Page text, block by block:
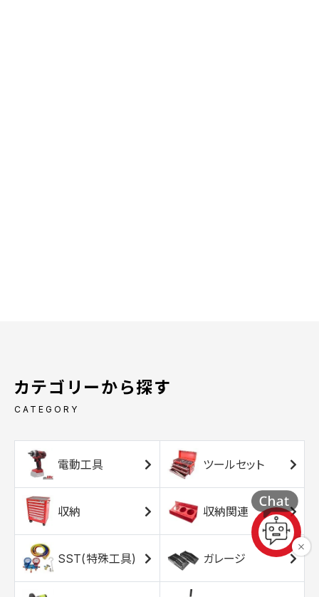
カテゴリーから探す
CATEGORY
電動工具 ツールセット
収納 収納関連
SST(特殊工具) ガレージ